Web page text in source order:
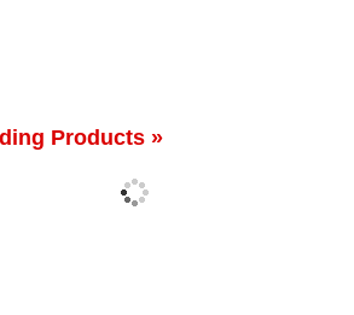
Products »